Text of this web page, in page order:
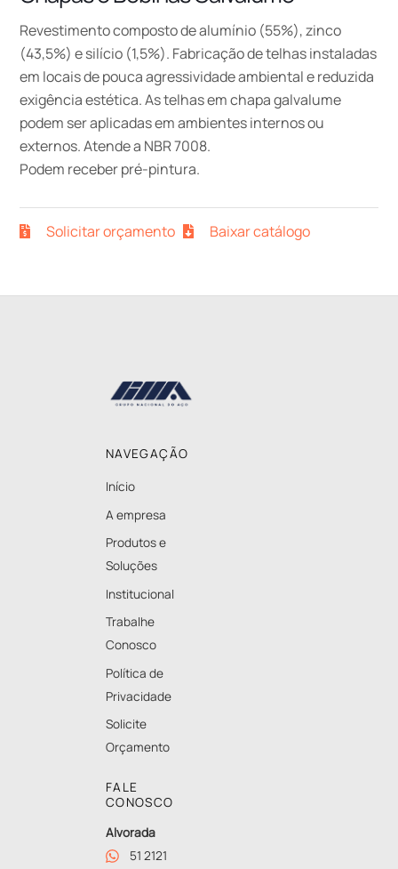
Revestimento composto de alumínio (55%), zinco
(43,5%) e silício (1,5%). Fabricação de telhas instaladas
em locais de pouca agressividade ambiental e reduzida
exigência estética. As telhas em chapa galvalume
podem ser aplicadas em ambientes internos ou
externos. Atende a NBR 7008.
Podem receber pré-pintura.
Solicitar orçamento Baixar catálogo
NAVEGAÇÃO
Início
A empresa
Produtos e
Soluções
Institucional
Trabalhe
Conosco
Política de
Privacidade
Solicite
Orçamento
FALE
CONOSCO
Alvorada
51 2121